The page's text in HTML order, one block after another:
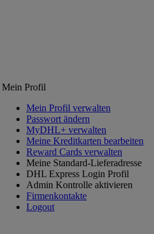
Mein Profil
Mein Profil verwalten
Passwort ändern
MyDHL+ verwalten
Meine Kreditkarten bearbeiten
Reward Cards verwalten
Meine Standard-Lieferadresse
DHL Express Login Profil
Admin Kontrolle aktivieren
Firmenkontakte
Logout